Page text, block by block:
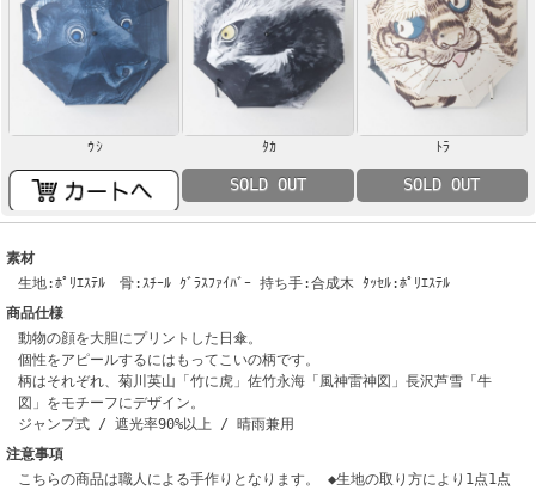
ｳｼ ﾀｶ
SOLD OUT
ﾄﾗ
SOLD OUT
素材
生地:ﾎﾟﾘｴｽﾃﾙ 骨:ｽﾁｰﾙ ｸﾞﾗｽﾌｧｲﾊﾞｰ 持ち手:合成木 ﾀｯｾﾙ:ﾎﾟﾘｴｽﾃﾙ
商品仕様
動物の顔を大胆にプリントした日傘。
個性をアピールするにはもってこいの柄です。
柄はそれぞれ、菊川英山「竹に虎」佐竹永海「風神雷神図」長沢芦雪「牛
図」をモチーフにデザイン。
ジャンプ式 / 遮光率90%以上 / 晴雨兼用
注意事項
こちらの商品は職人による手作りとなります。 ◆生地の取り方により1点1点